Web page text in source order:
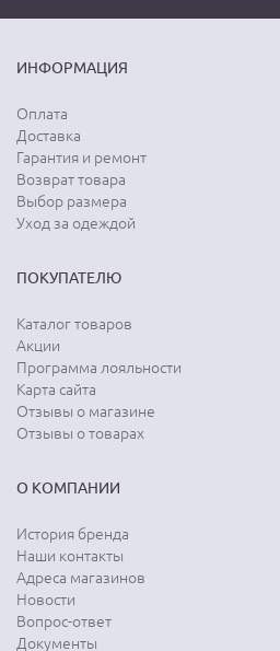
ИНФОРМАЦИЯ
Оплата
Доставка
Гарантия и ремонт
Возврат товара
Выбор размера
Уход за одеждой
ПОКУПАТЕЛЮ
Каталог товаров
Акции
Программа лояльности
Карта сайта
Отзывы о магазине
Отзывы о товарах
О КОМПАНИИ
История бренда
Наши контакты
Адреса магазинов
Новости
Вопрос-ответ
Документы